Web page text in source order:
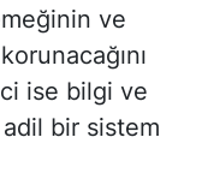
ve
ise bilgi ve
bir sistem